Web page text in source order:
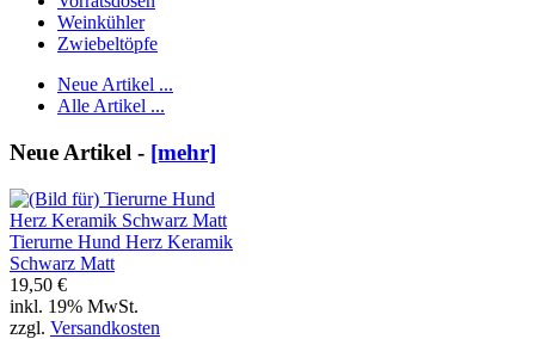
Weinkühler
Zwiebeltöpfe
Neue Artikel ...
Alle Artikel ...
Neue Artikel - [mehr]
Tierurne Hund Herz Keramik
Schwarz Matt
19,50 €
inkl. 19% MwSt.
zzgl. Versandkosten